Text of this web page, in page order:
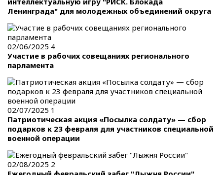
Ленинграда" для молодежных объединений округа
02/06/2025 4
Участие в рабочих совещаниях регионального
парламента
02/07/2025 1
Патриотическая акция «Посылка солдату» — сбор
подарков к 23 февраля для участников специальной
военной операции
02/08/2025 2